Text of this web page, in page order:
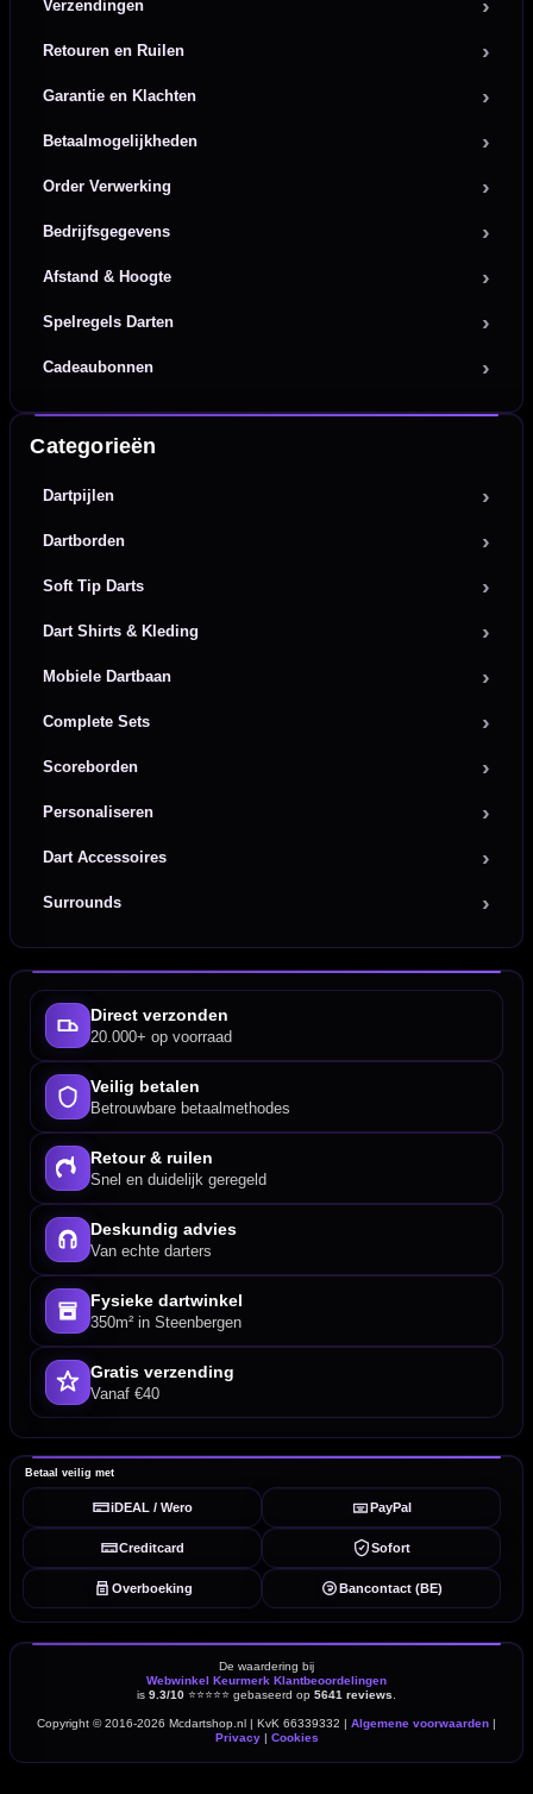
Verzendingen
Retouren en Ruilen
Garantie en Klachten
Betaalmogelijkheden
Order Verwerking
Bedrijfsgegevens
Afstand & Hoogte
Spelregels Darten
Cadeaubonnen
Categorieën
Dartpijlen
Dartborden
Soft Tip Darts
Dart Shirts & Kleding
Mobiele Dartbaan
Complete Sets
Scoreborden
Personaliseren
Dart Accessoires
Surrounds
Direct verzonden
20.000+ op voorraad
Veilig betalen
Betrouwbare betaalmethodes
Retour & ruilen
Snel en duidelijk geregeld
Deskundig advies
Van echte darters
Fysieke dartwinkel
350m² in Steenbergen
Gratis verzending
Vanaf €40
Betaal veilig met
iDEAL / Wero PayPal
Creditcard Sofort
Overboeking Bancontact (BE)
De waardering bij
Webwinkel Keurmerk Klantbeoordelingen
is 9.3/10 ⭐⭐⭐⭐⭐ gebaseerd op 5641 reviews
Copyright © 2016-2026 Mcdartshop.nl | KvK 66339332 | Algemene voorwaarden |
Privacy| Cookies